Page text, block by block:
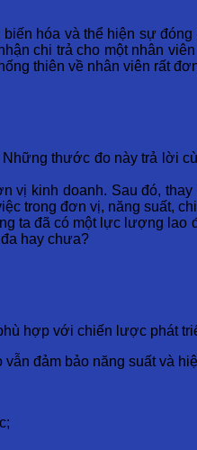
hóa và thể hiện sự
chi trả cho một nhân
thiên về nhân viên rất
thước đo này trả lời
kinh doanh. Sau đó,
trong đơn vị, năng suất,
ta đã có một lực lượng
hay chưa?
hợp với chiến lược phát
đảm bảo năng suất và